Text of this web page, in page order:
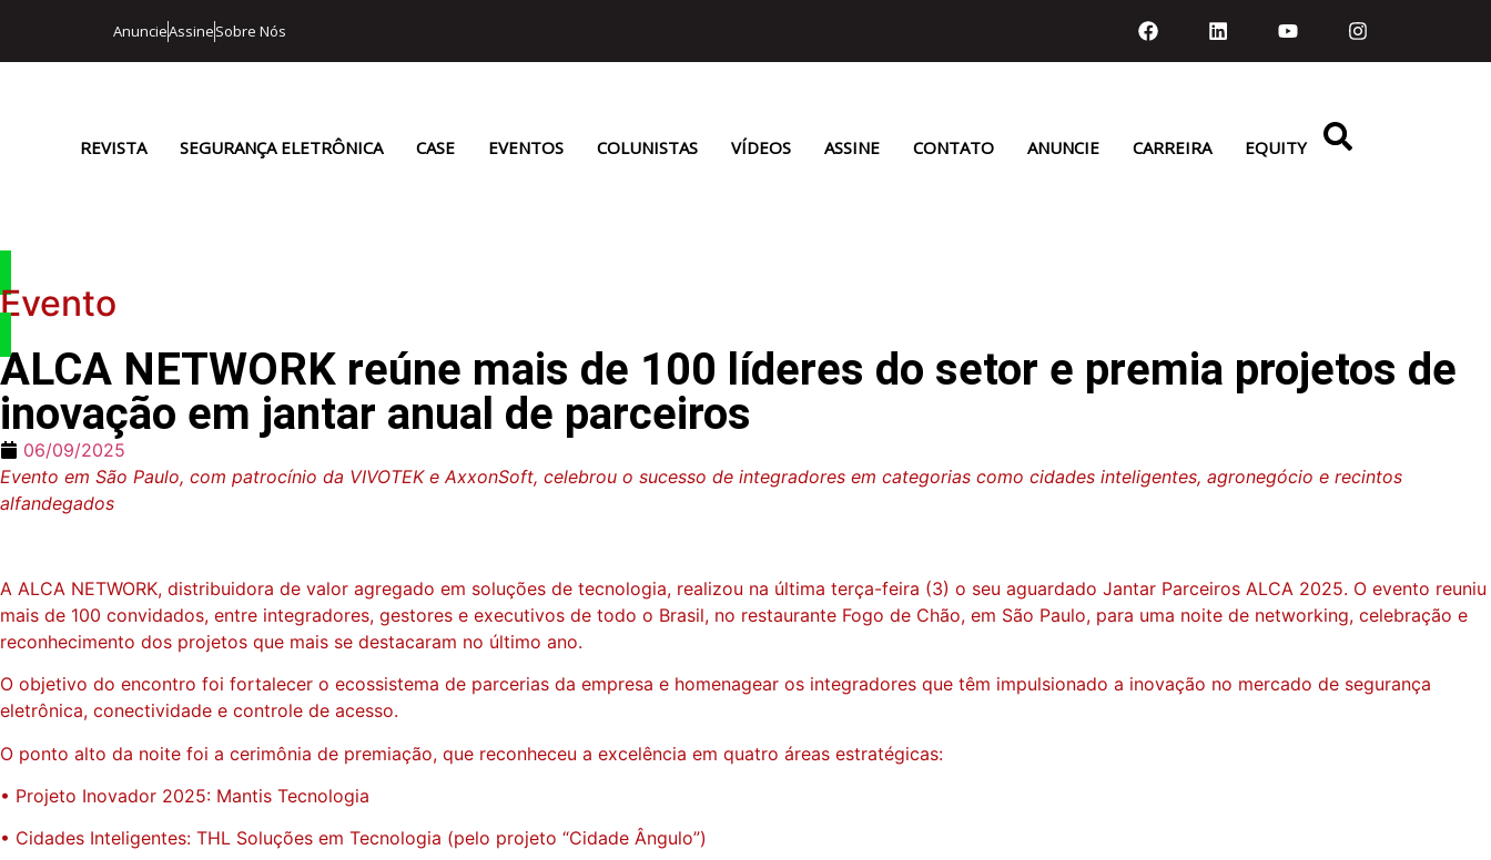
AnuncieAssineSobre Nós
REVISTA SEGURANÇA ELETRÔNICA CASE EVENTOS COLUNISTAS VÍDEOS ASSINE CONTATO ANUNCIE CARREIRA EQUITY
Evento
ALCA NETWORK reúne mais de 100 líderes do setor e premia projetos de
inovação em jantar anual de parceiros
06/09/2025
Evento em São Paulo, com patrocínio da VIVOTEK e AxxonSoft, celebrou o sucesso de integradores em categorias como cidades inteligentes, agronegócio e recintos
alfandegados
A ALCA NETWORK, distribuidora de valor agregado em soluções de tecnologia, realizou na última terça-feira (3) o seu aguardado Jantar Parceiros ALCA 2025. O evento reuniu
mais de 100 convidados, entre integradores, gestores e executivos de todo o Brasil, no restaurante Fogo de Chão, em São Paulo, para uma noite de networking, celebração e
reconhecimento dos projetos que mais se destacaram no último ano.
O objetivo do encontro foi fortalecer o ecossistema de parcerias da empresa e homenagear os integradores que têm impulsionado a inovação no mercado de segurança
eletrônica, conectividade e controle de acesso.
O ponto alto da noite foi a cerimônia de premiação, que reconheceu a excelência em quatro áreas estratégicas:
• Projeto Inovador 2025: Mantis Tecnologia
• Cidades Inteligentes: THL Soluções em Tecnologia (pelo projeto “Cidade Ângulo”)